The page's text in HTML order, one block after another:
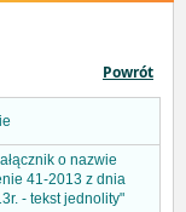
Powrót
o nazwie
41-2013 z dnia
- tekst jednolity"